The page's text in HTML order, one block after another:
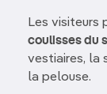
Les visiteurs
coulisses du
vestiaires, la
la pelouse.